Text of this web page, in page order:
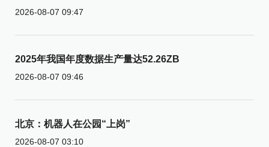
2026-08-07 09:47
2025年我国年度数据生产量达52.26ZB
2026-08-07 09:46
北京：机器人在公园“上岗”
2026-08-07 03:10